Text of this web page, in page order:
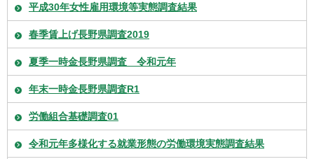
平成30年女性雇用環境等実態調査結果
春季賃上げ長野県調査2019
夏季一時金長野県調査 令和元年
年末一時金長野県調査R1
労働組合基礎調査01
令和元年多様化する就業形態の労働環境実態調査結果